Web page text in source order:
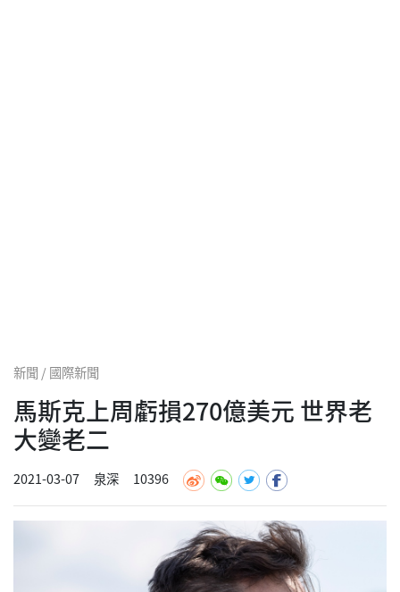
新聞 / 國際新聞
馬斯克上周虧損270億美元 世界老
大變老二
2021-03-07 泉深 10396